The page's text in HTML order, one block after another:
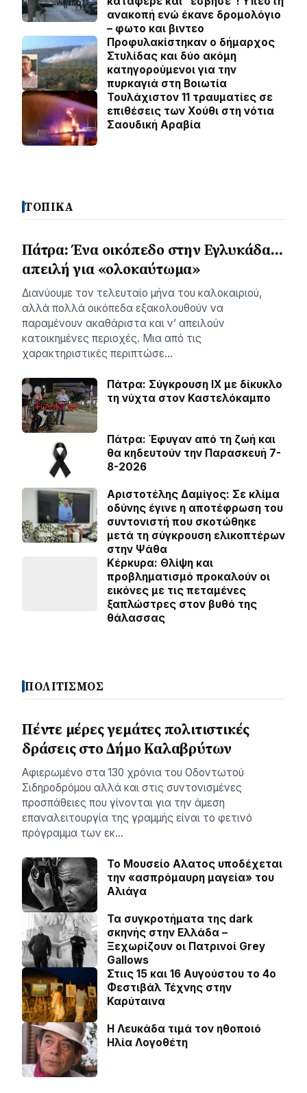
ανακοπή ενώ έκανε δρομολόγιο
– φωτο και βιντεο
Προφυλακίστηκαν ο δήμαρχος
Στυλίδας και δύο ακόμη
κατηγορούμενοι για την
πυρκαγιά στη Βοιωτία
Τουλάχιστον 11 τραυματίες σε
επιθέσεις των Χούθι στη νότια
Σαουδική Αραβία
ΤΟΠΙΚΑ
Πάτρα: Ένα οικόπεδο στην Εγλυκάδα…
απειλή για «ολοκαύτωμα»
Διανύουμε τον τελευταίο μήνα του καλοκαιριού,
αλλά πολλά οικόπεδα εξακολουθούν να
παραμένουν ακαθάριστα και ν’ απειλούν
κατοικημένες περιοχές. Μια από τις
χαρακτηριστικές περιπτώσε…
Πάτρα: Σύγκρουση ΙΧ με δίκυκλο
τη νύχτα στον Καστελόκαμπο
Πάτρα: Έφυγαν από τη ζωή και
θα κηδευτούν την Παρασκευή 7-
8-2026
Αριστοτέλης Δαμίγος: Σε κλίμα
οδύνης έγινε η αποτέφρωση του
συντονιστή που σκοτώθηκε
μετά τη σύγκρουση ελικοπτέρων
στην Ψάθα
Κέρκυρα: Θλίψη και
προβληματισμό προκαλούν οι
εικόνες με τις πεταμένες
ξαπλώστρες στον βυθό της
θάλασσας
ΠΟΛΙΤΙΣΜΟΣ
Πέντε μέρες γεμάτες πολιτιστικές
δράσεις στο Δήμο Καλαβρύτων
Αφιερωμένο στα 130 χρόνια του Οδοντωτού
Σιδηροδρόμου αλλά και στις συντονισμένες
προσπάθειες που γίνονται για την άμεση
επαναλειτουργία της γραμμής είναι το φετινό
πρόγραμμα των εκ…
Το Μουσείο Αλατος υποδέχεται
την «ασπρόμαυρη μαγεία» του
Αλιάγα
Τα συγκροτήματα της dark
σκηνής στην Ελλάδα –
Ξεχωρίζουν οι Πατρινοί Grey
Gallows
Στιις 15 και 16 Αυγούστου το 4ο
Φεστιβάλ Τέχνης στην
Καρύταινα
Η Λευκάδα τιμά τον ηθοποιό
Ηλία Λογοθέτη